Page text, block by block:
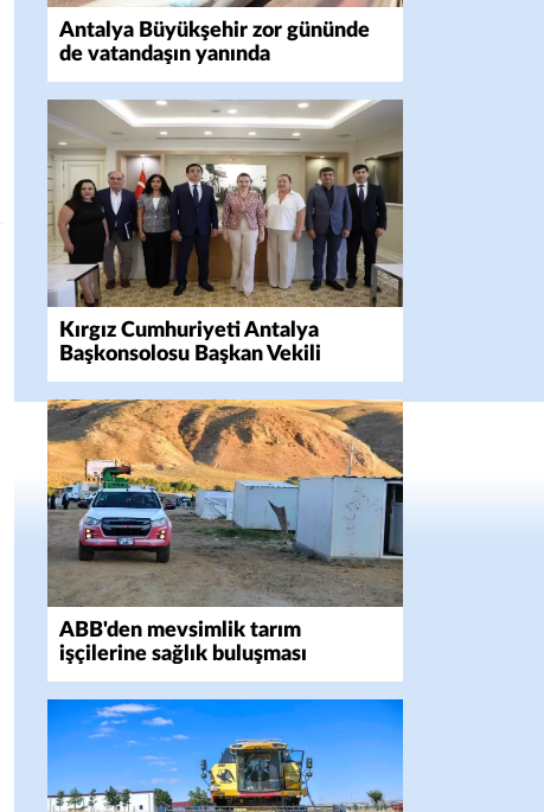
Antalya Büyükşehir zor gününde
de vatandaşın yanında
Kırgız Cumhuriyeti Antalya
Başkonsolosu Başkan Vekili
Özdemir'i ziyaret etti
ABB'den mevsimlik tarım
işçilerine sağlık buluşması